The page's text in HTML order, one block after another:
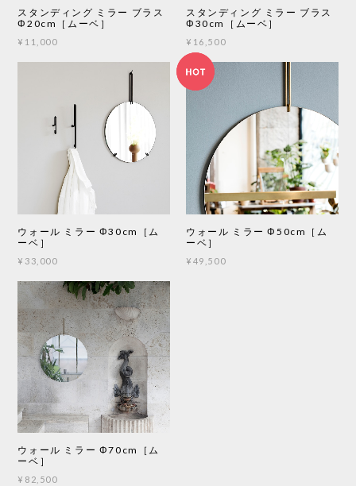
スタンディング ミラー ブラス
Φ20cm［ムーベ］
¥11,000
スタンディング ミラー ブラス
Φ30cm［ムーベ］
¥16,500
ウォール ミラー Φ30cm［ム
ーベ］
¥33,000
ウォール ミラー Φ50cm［ム
ーベ］
¥49,500
ウォール ミラー Φ70cm［ム
ーベ］
¥82,500